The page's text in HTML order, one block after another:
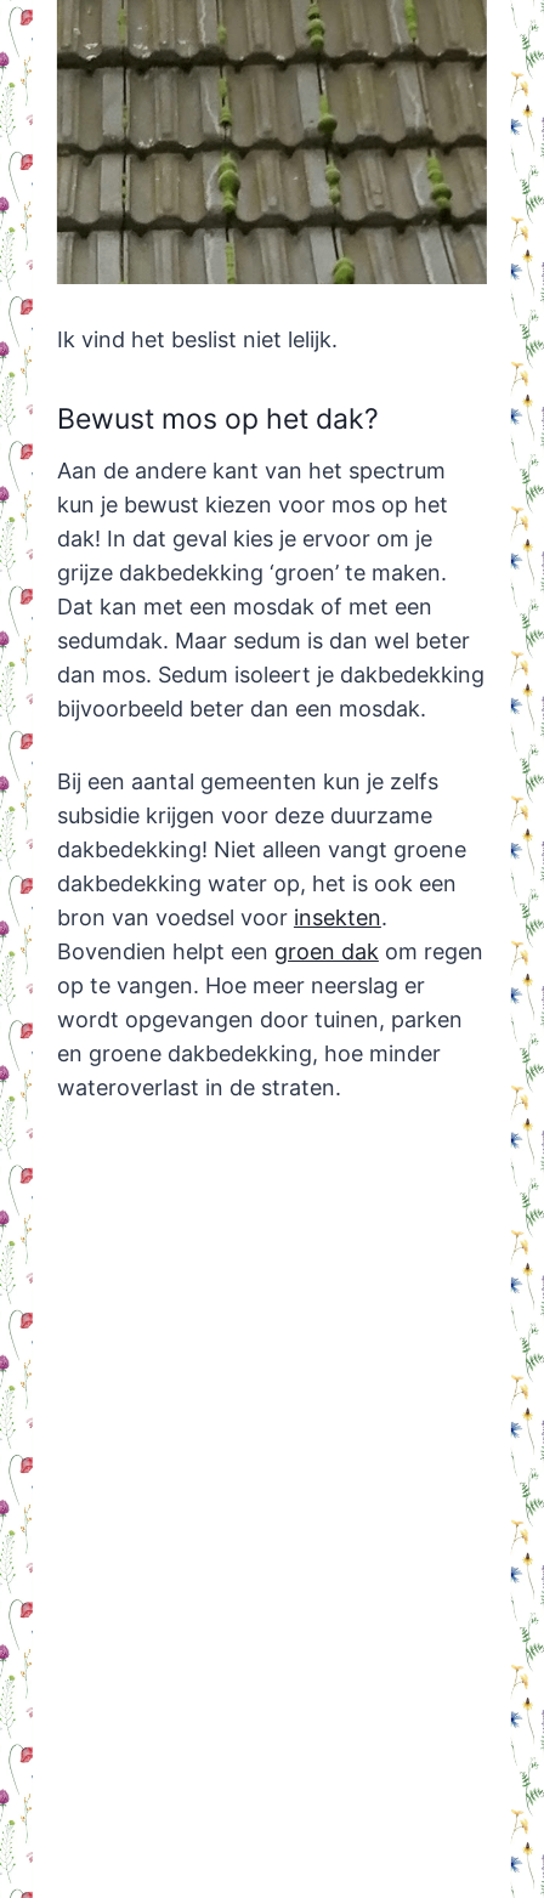
Ik vind het beslist niet lelijk.
Bewust mos op het dak?
Aan de andere kant van het spectrum
kun je bewust kiezen voor mos op het
dak! In dat geval kies je ervoor om je
grijze dakbedekking ‘groen’ te maken.
Dat kan met een mosdak of met een
sedumdak. Maar sedum is dan wel beter
dan mos. Sedum isoleert je dakbedekking
bijvoorbeeld beter dan een mosdak.
Bij een aantal gemeenten kun je zelfs
subsidie krijgen voor deze duurzame
dakbedekking! Niet alleen vangt groene
dakbedekking water op, het is ook een
bron van voedsel voor insekten.
Bovendien helpt een groen dak om regen
op te vangen. Hoe meer neerslag er
wordt opgevangen door tuinen, parken
en groene dakbedekking, hoe minder
wateroverlast in de straten.